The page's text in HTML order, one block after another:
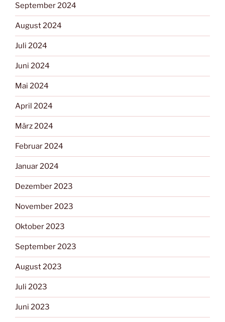
September 2024
August 2024
Juli 2024
Juni 2024
Mai 2024
April 2024
März 2024
Februar 2024
Januar 2024
Dezember 2023
November 2023
Oktober 2023
September 2023
August 2023
Juli 2023
Juni 2023